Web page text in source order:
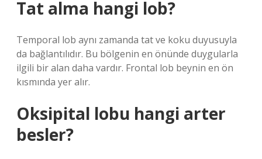
Tat alma hangi lob?
Temporal lob aynı zamanda tat ve koku duyusuyla
da bağlantılıdır. Bu bölgenin en önünde duygularla
ilgili bir alan daha vardır. Frontal lob beynin en ön
kısmında yer alır.
Oksipital lobu hangi arter
besler?